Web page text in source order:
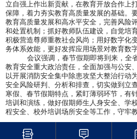
立自强上作出新贡献，在教育开放合作上
保障，着力夯实教育高质量发展的基础。
教育高质量发展和高水平安全，完善风险
和处置机制；抓好教师队伍建设，自觉培
积极营造尊师重教社会风尚；用好数字化
务体系效能，更好发挥应用场景对教育数
会议强调，春节假期即将到来，全
教育安全重大政治责任，全面加强与公安
以开展消防安全集中除患攻坚大整治行动
安全风险研判、分析和排查，切实做到立
寒假、春节假期特点，紧盯薄弱环节，有
培训和演练，做好假期师生人身安全、学
程安全、校外培训场所安全等工作，守牢